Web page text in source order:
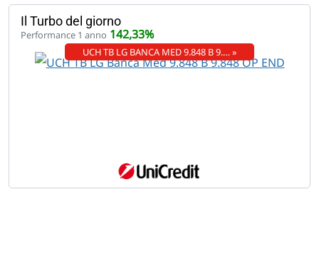
Il Turbo del giorno
Performance 1 anno 142,33%
UCH TB LG BANCA MED 9.848 B 9.… »